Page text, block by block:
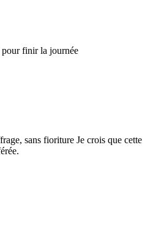
finir la journée
sans fioriture Je crois que cette